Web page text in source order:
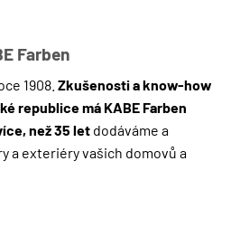
Farben
1908. Zkušenosti a know-how
republice má KABE Farben
než 35 let dodáváme a
a exteriéry vašich domovů a